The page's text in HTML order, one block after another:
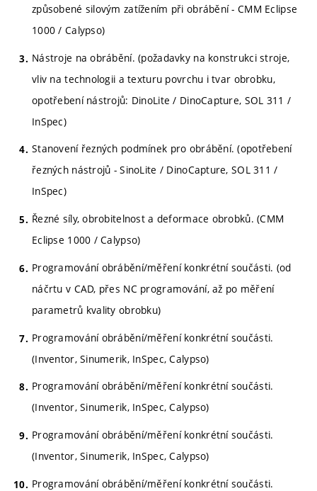
způsobené silovým zatížením při obrábění - CMM Eclipse
1000 / Calypso)
Nástroje na obrábění. (požadavky na konstrukci stroje,
vliv na technologii a texturu povrchu i tvar obrobku,
opotřebení nástrojů: DinoLite / DinoCapture, SOL 311 /
InSpec)
Stanovení řezných podmínek pro obrábění. (opotřebení
řezných nástrojů - SinoLite / DinoCapture, SOL 311 /
InSpec)
Řezné síly, obrobitelnost a deformace obrobků. (CMM
Eclipse 1000 / Calypso)
Programování obrábění/měření konkrétní součásti. (od
náčrtu v CAD, přes NC programování, až po měření
parametrů kvality obrobku)
Programování obrábění/měření konkrétní součásti.
(Inventor, Sinumerik, InSpec, Calypso)
Programování obrábění/měření konkrétní součásti.
(Inventor, Sinumerik, InSpec, Calypso)
Programování obrábění/měření konkrétní součásti.
(Inventor, Sinumerik, InSpec, Calypso)
Programování obrábění/měření konkrétní součásti.